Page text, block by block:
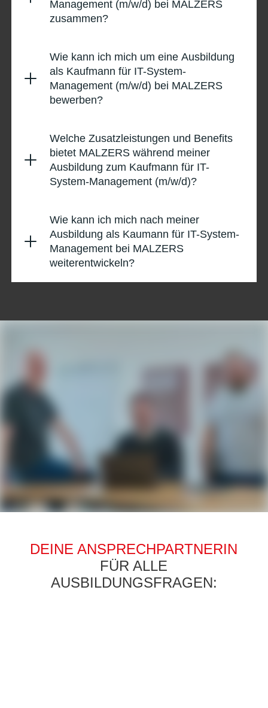
Management (m/w/d) bei MALZERS
zusammen?
Wie kann ich mich um eine Ausbildung
als Kaufmann für IT-System-
Management (m/w/d) bei MALZERS
bewerben?
Welche Zusatzleistungen und Benefits
bietet MALZERS während meiner
Ausbildung zum Kaufmann für IT-
System-Management (m/w/d)?
Wie kann ich mich nach meiner
Ausbildung als Kaumann für IT-System-
Management bei MALZERS
weiterentwickeln?
DEINE ANSPRECHPARTNERIN
FÜR ALLE
AUSBILDUNGSFRAGEN: